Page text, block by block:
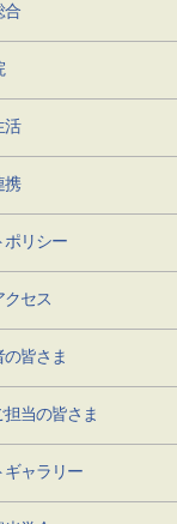
合
活
携
ポリシー
クセス
の皆さま
担当の皆さま
ギャラリー